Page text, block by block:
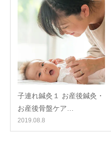
子連れ鍼灸１ お産後鍼灸・
お産後骨盤ケア…
2019.08.8